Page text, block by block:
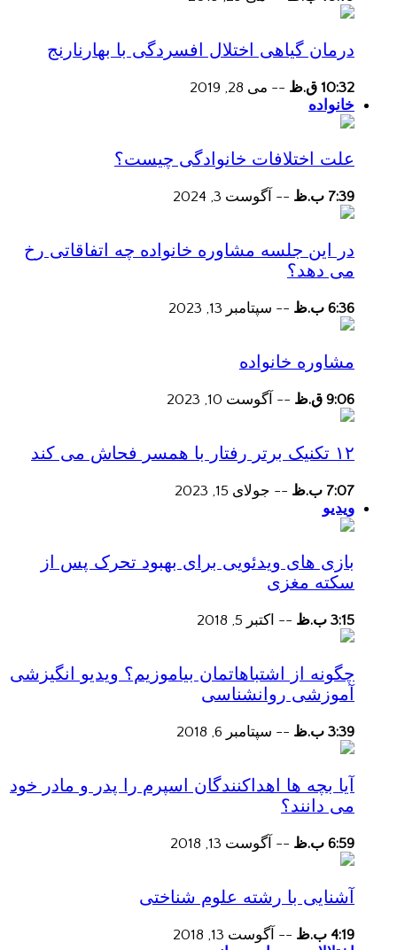
درمان گیاهی اختلال افسردگی با بهارنارنج
10:32 ق.ظ -- می 28, 2019
خانواده
علت اختلافات خانوادگی چیست؟
7:39 ب.ظ -- آگوست 3, 2024
در این جلسه مشاوره خانواده چه اتفاقاتی رخ
می دهد؟
6:36 ب.ظ -- سپتامبر 13, 2023
مشاوره خانواده
9:06 ق.ظ -- آگوست 10, 2023
۱۲ تکنیک برتر رفتار با همسر فحاش می کند
7:07 ب.ظ -- جولای 15, 2023
ویدیو
بازی های ویدئویی برای بهبود تحرک پس از
سکته مغزی
3:15 ب.ظ -- اکتبر 5, 2018
چگونه از اشتباهاتمان بیاموزیم؟ ویدیو انگیزشی
آموزشی روانشناسی
3:39 ب.ظ -- سپتامبر 6, 2018
آیا بچه ها اهداکنندگان اسپرم را پدر و مادر خود
می دانند؟
6:59 ب.ظ -- آگوست 13, 2018
آشنایی با رشته علوم شناختی
4:19 ب.ظ -- آگوست 13, 2018